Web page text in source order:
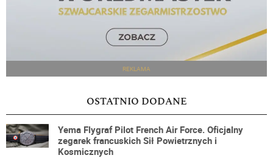
REKLAMA
OSTATNIO DODANE
Yema Flygraf Pilot French Air Force. Oficjalny
zegarek francuskich Sił Powietrznych i
Kosmicznych